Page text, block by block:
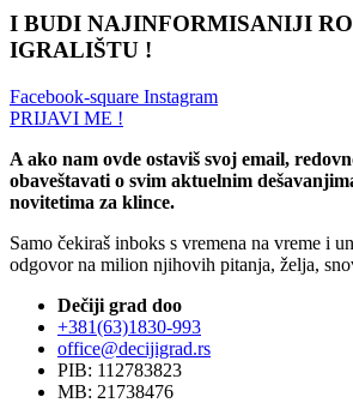
I BUDI NAJINFORMISANIJI
IGRALIŠTU !
Facebook-square Instagram
PRIJAVI ME !
A ako nam ovde ostaviš svoj email,
obaveštavati o svim aktuelnim
novitetima za klince.
Samo čekiraš inboks s vremena na vreme i
odgovor na milion njihovih pitanja, želja,
Dečiji grad doo
+381(63)1830-993
office@decijigrad.rs
PIB: 112783823
MB: 21738476